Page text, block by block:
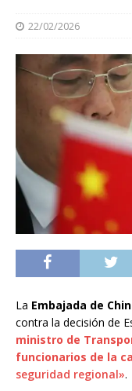
22/02/2026
La Embajada de
contra la decisión de
ministro de
funcionarios de la
seguridad regional».